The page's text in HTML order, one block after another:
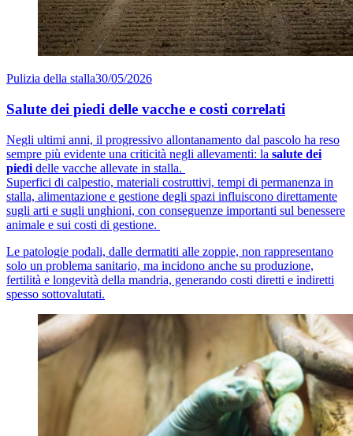
Pulizia della stalla30/05/2026
Salute dei piedi delle vacche e costi correlati
Negli ultimi anni, il progressivo allontanamento dal pascolo ha reso
sempre più evidente una criticità negli allevamenti: la salute dei
piedi delle vacche allevate in stalla.
Superfici di calpestio, materiali costruttivi, tempi di permanenza in
stalla, alimentazione e gestione degli spazi influiscono direttamente
sugli arti e sugli unghioni, con conseguenze importanti sul benessere
animale e sui costi di gestione.
Le patologie podali, dalle dermatiti alle zoppie, non rappresentano
solo un problema sanitario, ma incidono anche su produzione,
fertilità e longevità della mandria, generando costi diretti e indiretti
spesso sottovalutati.